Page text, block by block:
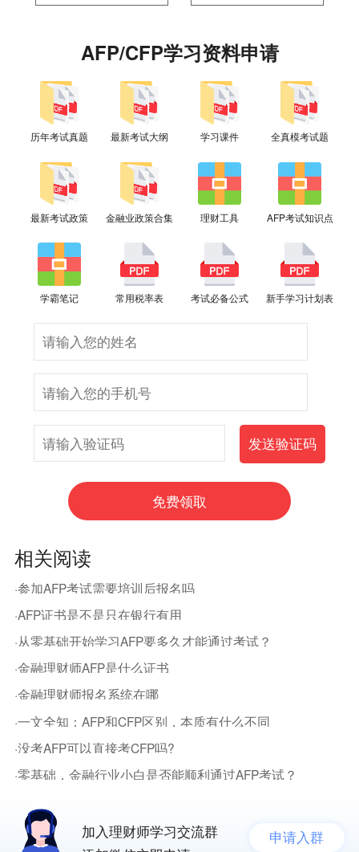
AFP/CFP学习资料申请
历年考试真题 最新考试大纲 学习课件 全真模考试题
最新考试政策 金融业政策合集 理财工具 AFP考试知识点
学霸笔记 常用税率表 考试必备公式 新手学习计划表
相关阅读
·参加AFP考试需要培训后报名吗
·AFP证书是不是只在银行有用
·从零基础开始学习AFP要多久才能通过考试？
·金融理财师AFP是什么证书
·金融理财师报名系统在哪
·一文全知：AFP和CFP区别，本质有什么不同
·没考AFP可以直接考CFP吗?
·零基础，金融行业小白是否能顺利通过AFP考试？
加入理财师学习交流群
申请入群